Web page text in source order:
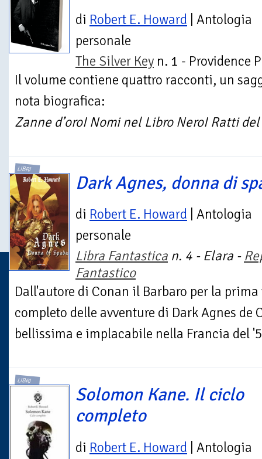
di Robert E. Howard | Antologia
personale
The Silver Key n. 1 - Providence
Il volume contiene quattro racconti, un
nota biografica:
Zanne d’oroI Nomi nel Libro NeroI Ratti
LIBRI
Dark Agnes, donna di
di Robert E. Howard | Antologia
personale
Libra Fantastica n. 4 - Elara -
Fantastico
Dall'autore di Conan il Barbaro per la
completo delle avventure di Dark Agnes
bellissima e implacabile nella Francia del
LIBRI
Solomon Kane. Il ciclo
completo
di Robert E. Howard | Antologia